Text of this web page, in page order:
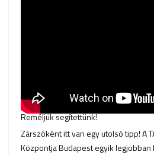
Reméljük segítettünk!
Zárszóként itt van egy utolsó tipp! A
Központja Budapest egyik